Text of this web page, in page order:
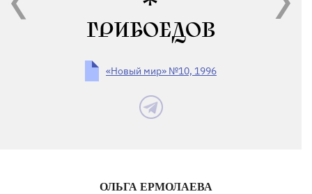
ГРИБОЕДОВ
«Новый мир» №10, 1996
ОЛЬГА ЕРМОЛАЕВА